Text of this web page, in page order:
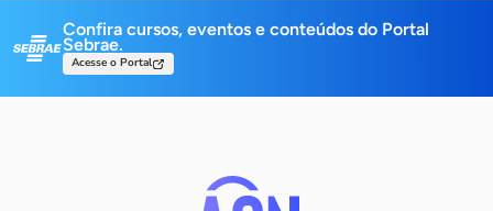
Confira cursos, eventos e conteúdos do Portal
Sebrae.
Acesse o Portal